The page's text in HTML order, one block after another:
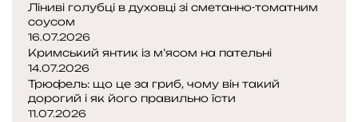
Ліниві голубці в духовці зі сметанно-томатним
соусом
16.07.2026
Кримський янтик із м’ясом на пательні
14.07.2026
Трюфель: що це за гриб, чому він такий
дорогий і як його правильно їсти
11.07.2026